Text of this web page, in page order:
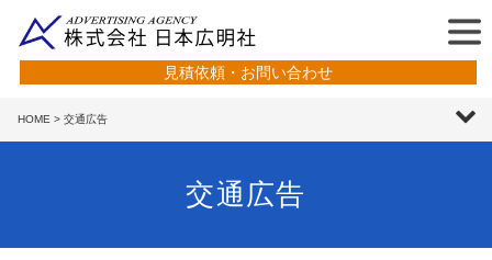
見積依頼・お問い合わせ
HOME > 交通広告
交通広告